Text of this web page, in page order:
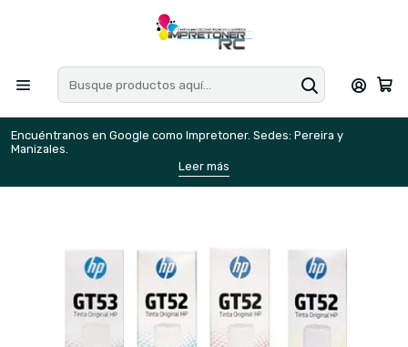
Encuéntranos en Google como Impretoner. Sedes: Pereira y
Manizales.
Leer más